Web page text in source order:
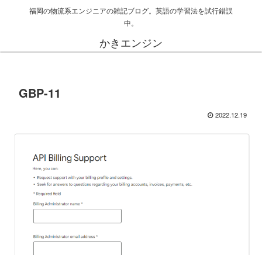
福岡の物流系エンジニアの雑記ブログ。英語の学習法を試行錯誤
中。
かきエンジン
GBP-11
2022.12.19